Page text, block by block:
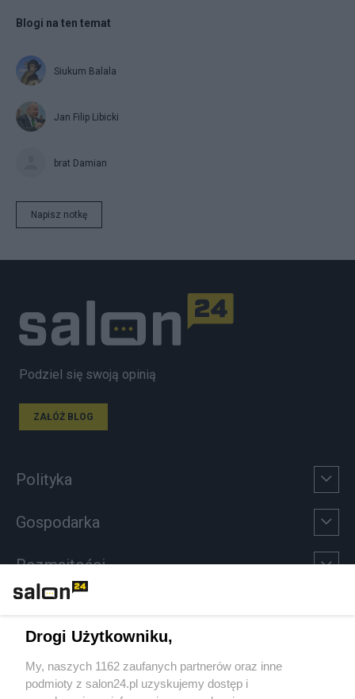
Blogi na ten temat
Siukum Balala
Jan Filip Libicki
brat Damian
Napisz notkę
Podziel się swoją opinią
ZAŁÓŻ BLOG
Polityka
Gospodarka
Rozmaitości
Sport
Społeczeństwo
Drogi Użytkowniku,
My, naszych 1162 zaufanych partnerów oraz inne
podmioty z salon24.pl uzyskujemy dostęp i